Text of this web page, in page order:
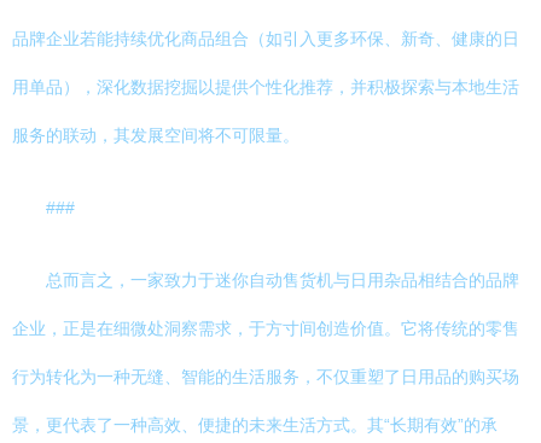
品牌企业若能持续优化商品组合（如引入更多环保、新奇、健康的日
用单品），深化数据挖掘以提供个性化推荐，并积极探索与本地生活
服务的联动，其发展空间将不可限量。
###
总而言之，一家致力于迷你自动售货机与日用杂品相结合的品牌
企业，正是在细微处洞察需求，于方寸间创造价值。它将传统的零售
行为转化为一种无缝、智能的生活服务，不仅重塑了日用品的购买场
景，更代表了一种高效、便捷的未来生活方式。其“长期有效”的承